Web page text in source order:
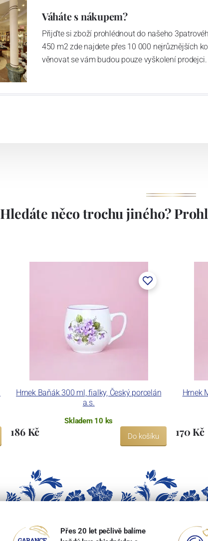
Váháte s nákupem?
Přijďte si zboží prohlédnout do našeho
450 m2 zde najdete přes 10 000 nejrůznějších
věnovat se vám budou pouze vyškolení prodejci.
Hledáte něco trochu jiného?
Hrnek Baňák 300 ml, fialky, Český porcelán
a.s.
Skladem 10 ks
186 Kč Do košíku
Hrnek
170 Kč
Přes 20 let pečlivě balíme